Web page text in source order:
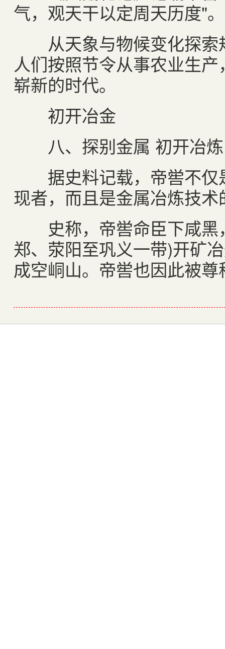
气，观天干以定周天历度"。
从天象与物候变化探索
人们按照节令从事农业生
崭新的时代。
初开冶金
八、探别金属 初开冶炼
据史料记载，帝喾不仅
现者，而且是金属冶炼技
史称，帝喾命臣下咸黑
郑、荥阳至巩义一带)开矿
成空峒山。帝喾也因此被